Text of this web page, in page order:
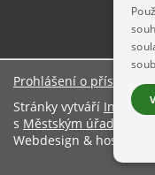
Prohlášení o
Stránky vytváří
s Městským úřadem
Webdesign & hosting: